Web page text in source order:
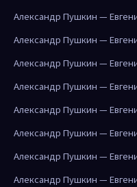
Александр Пушкин —
Александр Пушкин —
Александр Пушкин —
Александр Пушкин —
Александр Пушкин —
Александр Пушкин —
Александр Пушкин —
Александр Пушкин —